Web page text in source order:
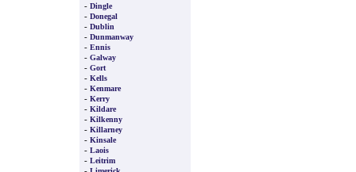
- Dingle
- Donegal
- Dublin
- Dunmanway
- Ennis
- Galway
- Gort
- Kells
- Kenmare
- Kerry
- Kildare
- Kilkenny
- Killarney
- Kinsale
- Laois
- Leitrim